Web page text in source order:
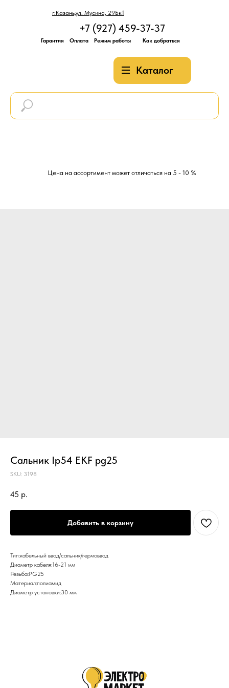
г.Казань,ул. Мусина, 29Бк1
Каталог
+7 (927) 459-37-37
Гарантия Оплата Режим работы Как добраться
Цена на ассортимент может отличаться на 5 - 10 %
Сальник Ip54 EKF pg25
SKU: 3198
45 р.
Добавить в корзину
Тип:кабельный ввод/сальник/гермоввод
Диаметр кабеля:16-21 мм
Резьба:PG25
Материал:полиамид
Диаметр установки:30 мм